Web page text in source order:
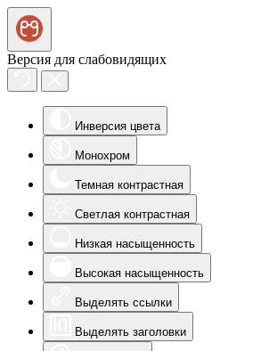
Версия для слабовидящих
Инверсия цвета
Монохром
Темная контрастная
Светлая контрастная
Низкая насыщенность
Высокая насыщенность
Выделять ссылки
Выделять заголовки